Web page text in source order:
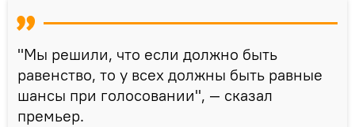
"Мы решили, что если должно быть
равенство, то у всех должны быть равные
шансы при голосовании", — сказал
премьер.